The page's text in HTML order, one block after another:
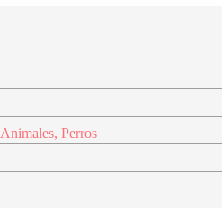
Animales, Perros